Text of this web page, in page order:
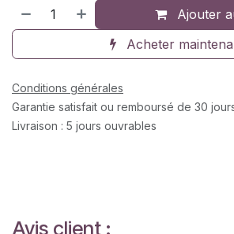
Ajouter
Acheter
Conditions générales
Garantie satisfait ou remboursé de 30
Livraison : 5 jours ouvrables
Avis client :